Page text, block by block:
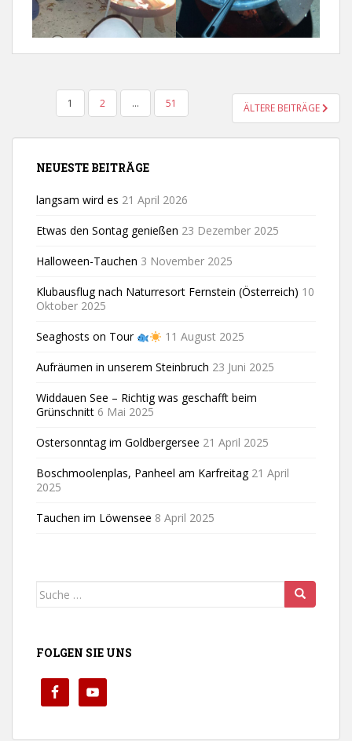
SEITENNUMMERIERUNG
BEITRÄGE
1 2 … 51 ÄLTERE BEITRÄGE
NEUESTE BEITRÄGE
langsam wird es 21 April 2026
Etwas den Sontag genießen 23 Dezember 2025
Halloween-Tauchen 3 November 2025
Klubausflug nach Naturresort Fernstein (Österreich) 10
Oktober 2025
Seaghosts on Tour 11 August 2025
Aufräumen in unserem Steinbruch 23 Juni 2025
Widdauen See – Richtig was geschafft beim
Grünschnitt 6 Mai 2025
Ostersonntag im Goldbergersee 21 April 2025
Boschmoolenplas, Panheel am Karfreitag 21 April
2025
Tauchen im Löwensee 8 April 2025
Suche
FOLGEN SIE UNS